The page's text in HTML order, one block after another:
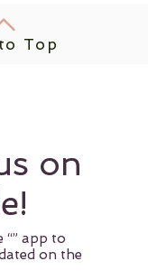
Top
on
“” app to
on the